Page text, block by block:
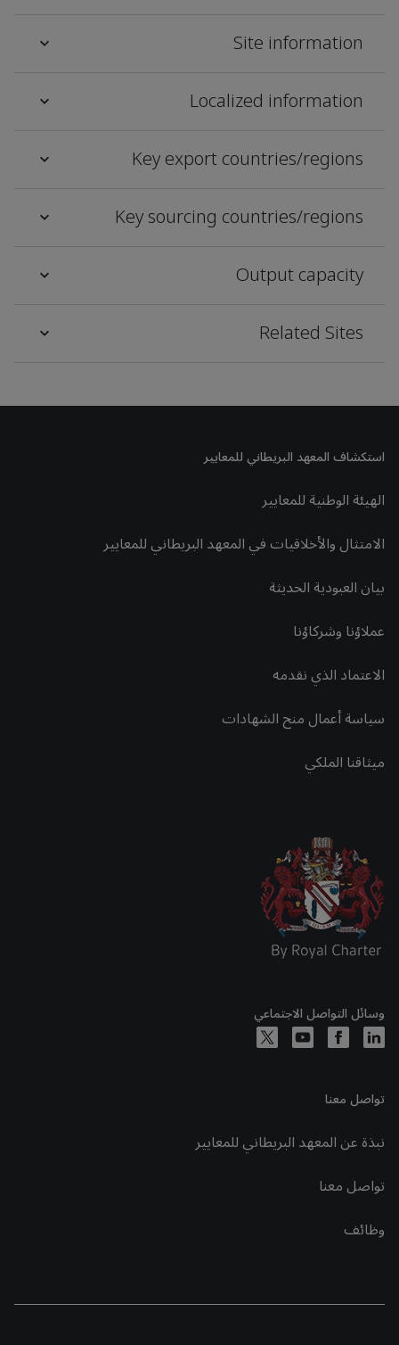
Site information
Localized information
Key export countries/regions
Key sourcing countries/regions
Output capacity
Related Sites
استكشاف المعهد البريطاني للمعايير
الهيئة الوطنية للمعايير
الامتثال والأخلاقيات في المعهد البريطاني للمعايير
بيان العبودية الحديثة
عملاؤنا وشركاؤنا
الاعتماد الذي نقدمه
سياسة أعمال منح الشهادات
ميثاقنا الملكي
وسائل التواصل الاجتماعي
تواصل معنا
نبذة عن المعهد البريطاني للمعايير
تواصل معنا
وظائف